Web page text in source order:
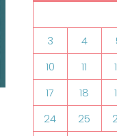
3
4
10
11
17
18
24
25